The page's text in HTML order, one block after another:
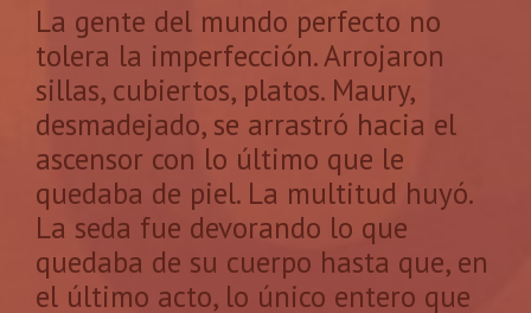
La gente del mundo perfecto no
tolera la imperfección. Arrojaron
sillas, cubiertos, platos. Maury,
desmadejado, se arrastró hacia el
ascensor con lo último que le
quedaba de piel. La multitud huyó.
La seda fue devorando lo que
quedaba de su cuerpo hasta que, en
el último acto, lo único entero que